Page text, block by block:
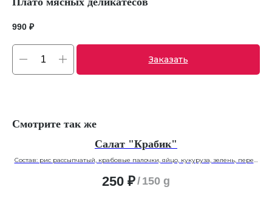
990 ₽
Заказать
Смотрите так же
Салат "Крабик"
Состав: рис рассыпчатый, крабовые палочки, яйцо, кукуруза, зелень, перец
250 ₽/ 150 g